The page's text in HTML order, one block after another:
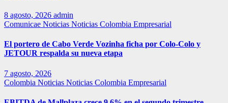
8 agosto, 2026 admin
Comunicae Noticias Noticias Colombia Empresarial
El portero de Cabo Verde Vozinha ficha por Colo-Colo y
JETOUR respalda su nueva etapa
7 agosto, 2026
Colombia Noticias Noticias Colombia Empresarial